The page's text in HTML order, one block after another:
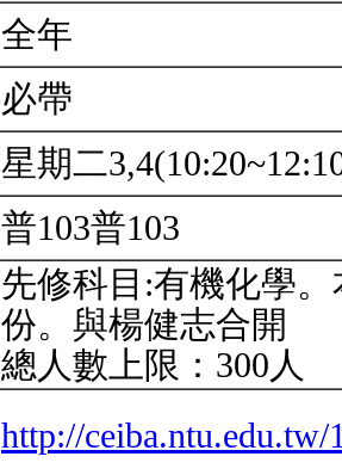
全年
必帶
星期二
普103普103
先修科目:有機化學
份。與楊健志合開
總人數上限：300人
http://ceiba.ntu.edu.tw/